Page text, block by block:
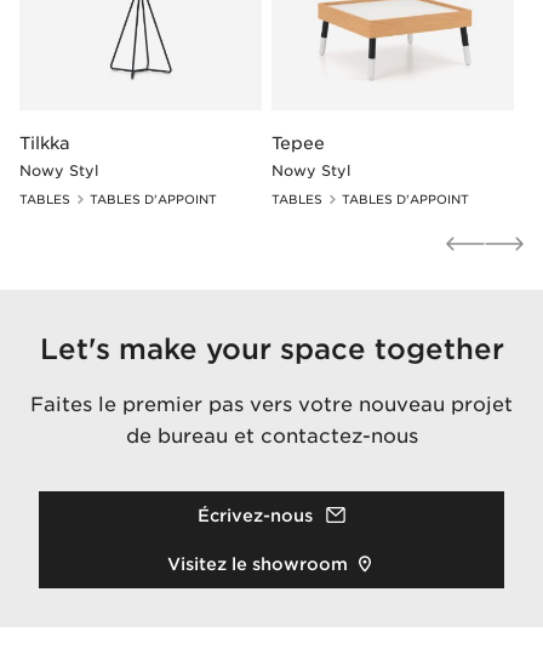
Tilkka
Nowy Styl
TABLES TABLES D'APPOINT
Tepee
Nowy Styl
TABLES TABLES D'APPOINT
Let's make your space together
Faites le premier pas vers votre nouveau projet
de bureau et contactez-nous
Écrivez-nous
Visitez le showroom